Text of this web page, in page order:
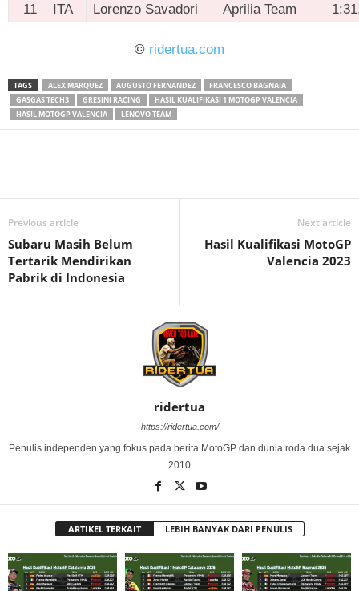
11
ITA Lorenzo Savadori Aprilia Team
© ridertua.com
TAGS ALEX MARQUEZ AUGUSTO FERNANDEZ
FRANCESCO BAGNAIA
GASGAS TECH3
GRESINI RACING
HASIL KUALIFIKASI 1 MOTOGP VALENCIA
HASIL MOTOGP VALENCIA
LENOVO TEAM
Previous article
Subaru Masih Belum
Tertarik Mendirikan
Pabrik di Indonesia
Next article
Hasil Kualifikasi MotoGP
Valencia 2023
ridertua
https://ridertua.com/
Penulis independen yang fokus pada berita MotoGP dan dunia roda dua sejak
2010
ARTIKEL TERKAIT LEBIH BANYAK DARI PENULIS